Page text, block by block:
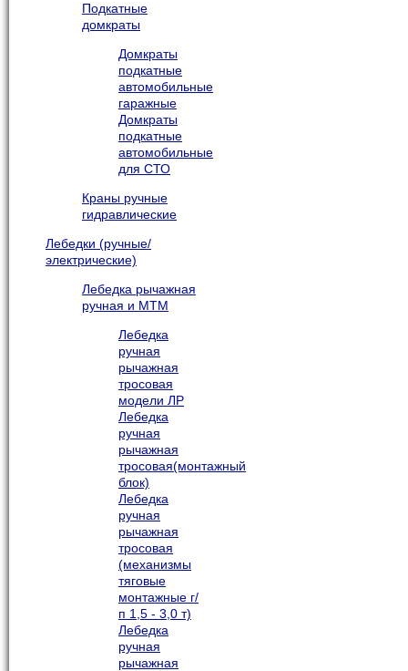
Подкатные
домкраты
Домкраты
подкатные
автомобильные
гаражные
Домкраты
подкатные
автомобильные
для СТО
Краны ручные
гидравлические
Лебедки (ручные/
электрические)
Лебедка рычажная
ручная и МТМ
Лебедка
ручная
рычажная
тросовая
модели ЛР
Лебедка
ручная
рычажная
тросовая(монтажный
блок)
Лебедка
ручная
рычажная
тросовая
(механизмы
тяговые
монтажные г/
п 1,5 - 3,0 т)
Лебедка
ручная
рычажная